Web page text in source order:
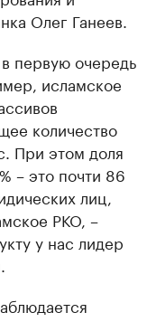
Олег Ганеев.
первую очередь
исламское
количество
При этом доля
– это почти 86
лиц,
РКО, –
у нас лидер